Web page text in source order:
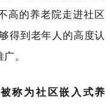
高的养老院走进社区
得到老年人的高度认
。
称为社区嵌入式养